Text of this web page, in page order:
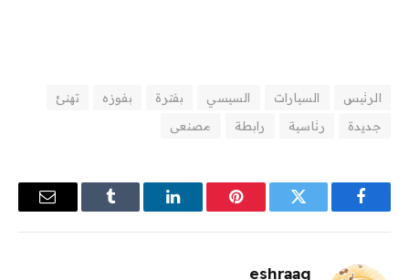
الرئيس السيارات السيسي بفترة بفوزه
تهنئ
جديدة
رئاسية رابطة مصنعى
فيسبوك تويتر بينتيريستلينكدإن Tumblr
البريد
eshraag